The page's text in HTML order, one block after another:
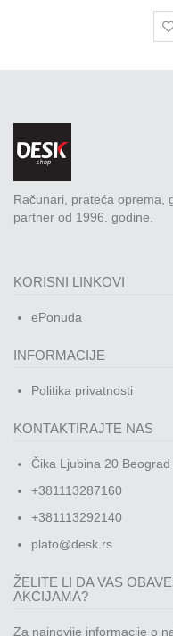
Računari, prateća oprema,
partner od 1996. godine.
KORISNI LINKOVI
ePonuda
INFORMACIJE
Politika privatnosti
KONTAKTIRAJTE NAS
Čika Ljubina 20 Beograd
+381113287160
+381113292140
plato@desk.rs
ŽELITE LI DA VAS
AKCIJAMA?
Za najnovije informacije o